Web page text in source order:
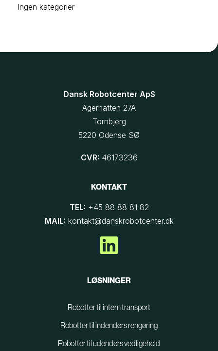
Ingen kategorier
Dansk Robotcenter ApS
Agerhatten 27A
Tornbjerg
5220 Odense SØ
CVR: 46173236
KONTAKT
TEL: +45 88 88 81 82
MAIL: kontakt@danskrobotcenter.dk
LØSNINGER
Robotter til intern transport
Robotter til indendørs rengøring
Robotter til udendørs vedligehold